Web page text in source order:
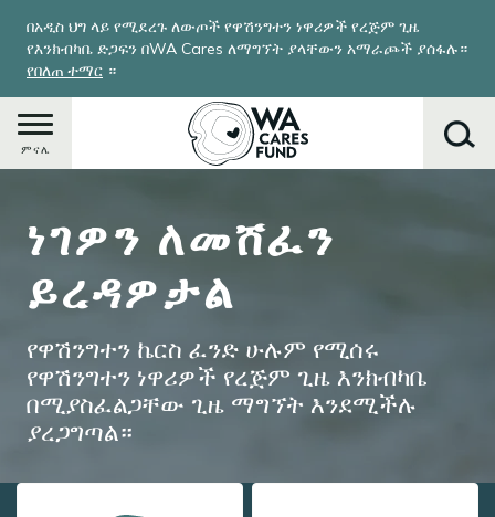
main
content
በአዲስ ህግ ላይ የሚደረጉ ለውጦች የዋሽንግተን ነዋሪዎች የረጅም ጊዜ
የእንክብካቤ ድጋፍን በWA Cares ለማግኘት ያላቸውን አማራጮች ያሰፋሉ።
የበለጠ ተማር ።
ምናሌ
ፈልግነገዎን ለመሸፈን
ይረዳዎታል
የዋሽንግተን ኬርስ ፈንድ ሁሉም የሚሰሩ
የዋሽንግተን ነዋሪዎች የረጅም ጊዜ እንክብካቤ
በሚያስፈልጋቸው ጊዜ ማግኘት እንደሚችሉ
ያረጋግጣል።